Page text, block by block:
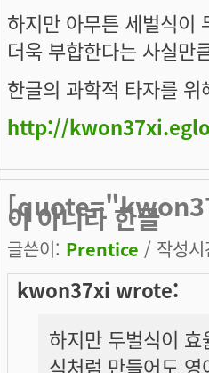
하지만 아무튼 세벌식이
더욱 부합한다는 사실만
한글의 과학적 타자를
http://
이 아니라 한글
글쓴이: Prentice / 작성
kwon37xi wrote:
하지만 두벌식이
식처럼 만들어도